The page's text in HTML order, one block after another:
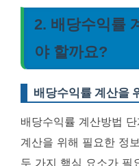
2. 배당수익률
야 할까요?
배당수익률 계산을
배당수익률 계산방법
계산을 위해 필요한 정
두 가지 핵심 요소가 필